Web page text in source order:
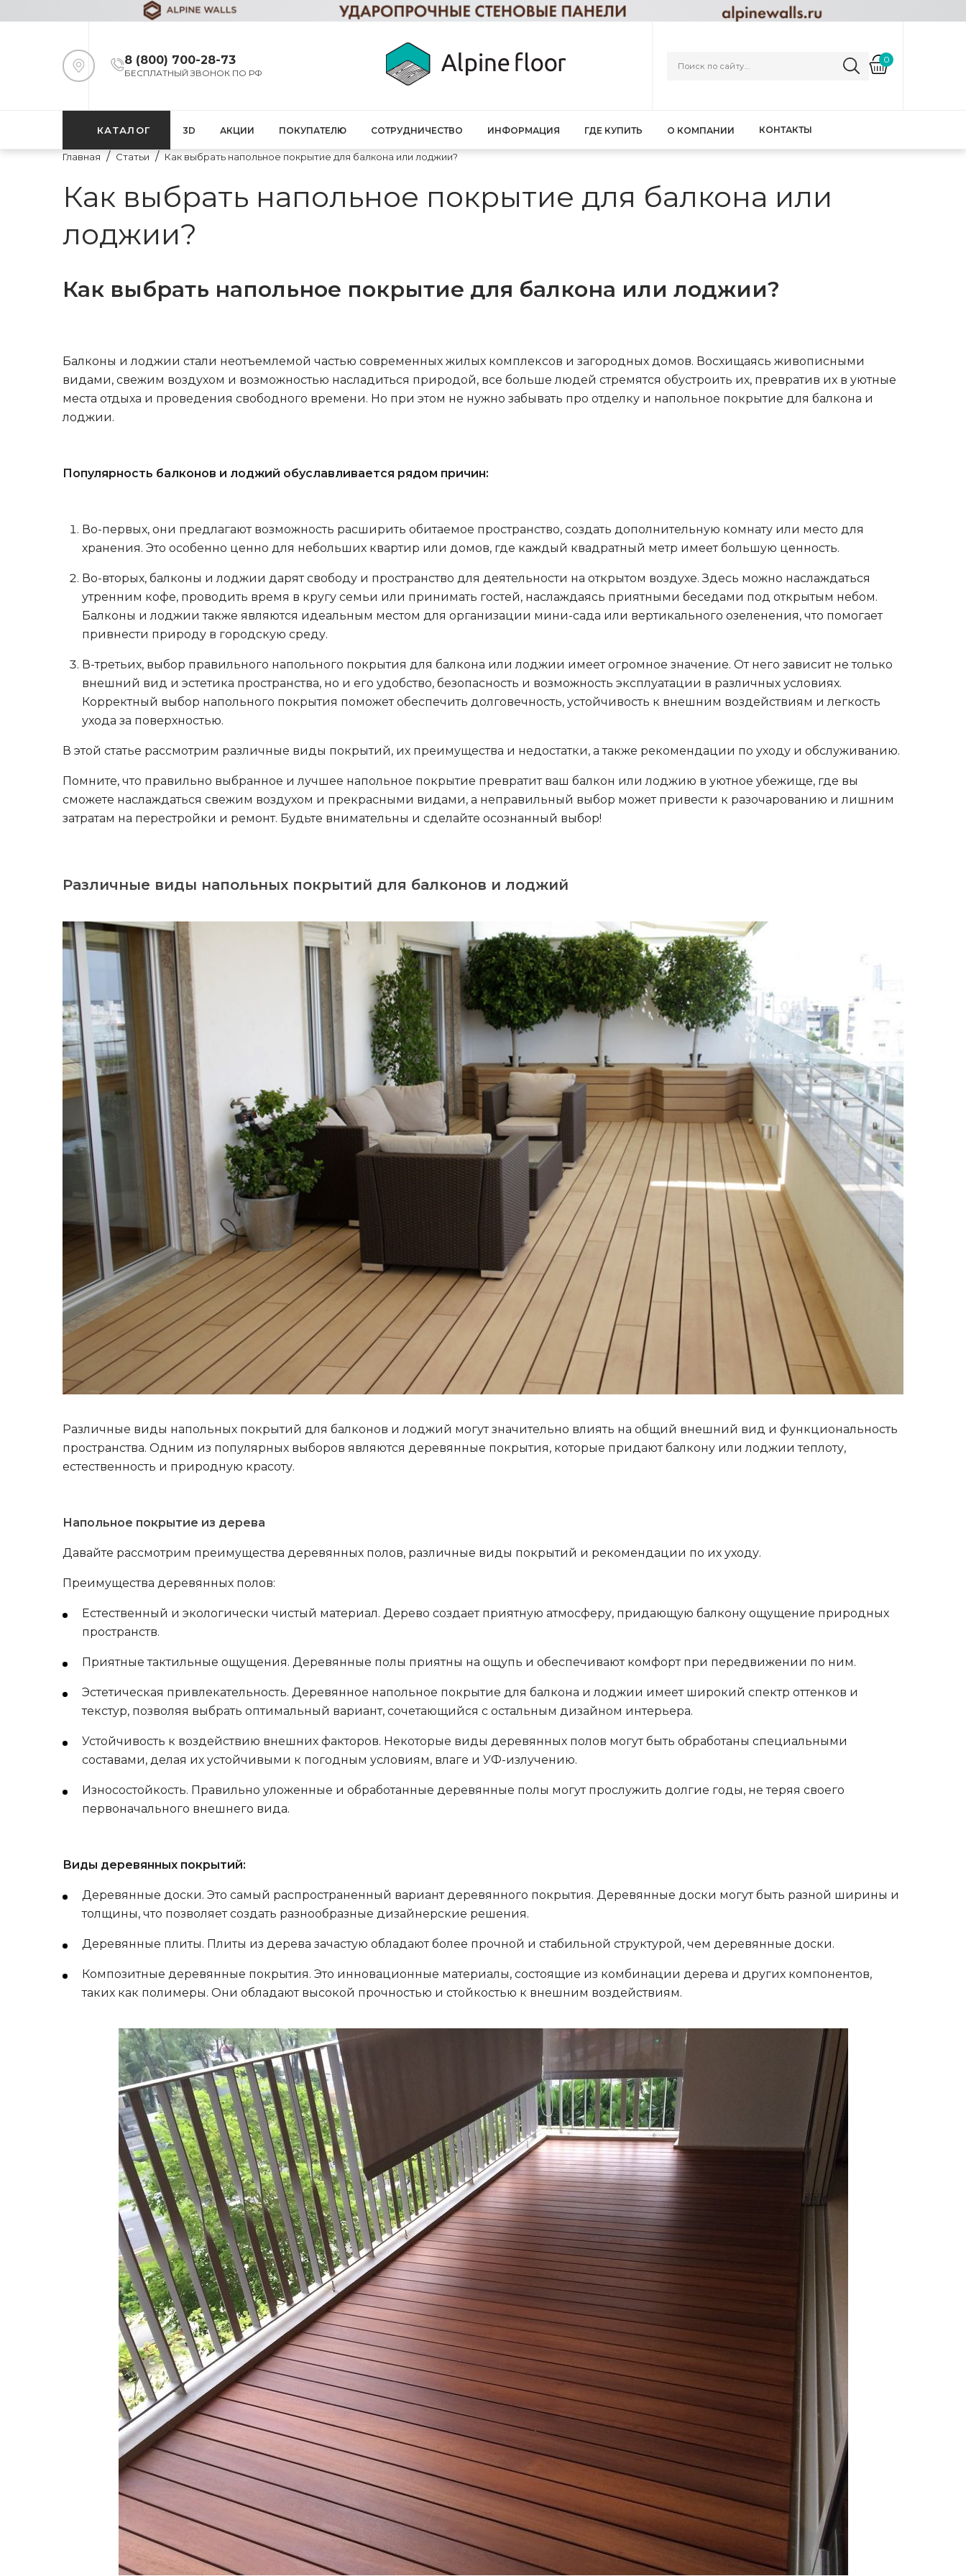
8 (800) 700-28-73
БЕСПЛАТНЫЙ ЗВОНОК ПО РФ
0
КАТАЛОГ 3D АКЦИИ ПОКУПАТЕЛЮ СОТРУДНИЧЕСТВО ИНФОРМАЦИЯ ГДЕ КУПИТЬ О КОМПАНИИ КОНТАКТЫ
Главная Статьи Как выбрать напольное покрытие для балкона или лоджии?
Как выбрать напольное покрытие для балкона или
лоджии?
Как выбрать напольное покрытие для балкона или лоджии?
Балконы и лоджии стали неотъемлемой частью современных жилых комплексов и загородных домов. Восхищаясь живописными
видами, свежим воздухом и возможностью насладиться природой, все больше людей стремятся обустроить их, превратив их в уютные
места отдыха и проведения свободного времени. Но при этом не нужно забывать про отделку и напольное покрытие для балкона и
лоджии.
Популярность балконов и лоджий обуславливается рядом причин:
Во-первых, они предлагают возможность расширить обитаемое пространство, создать дополнительную комнату или место для
хранения. Это особенно ценно для небольших квартир или домов, где каждый квадратный метр имеет большую ценность.
Во-вторых, балконы и лоджии дарят свободу и пространство для деятельности на открытом воздухе. Здесь можно наслаждаться
утренним кофе, проводить время в кругу семьи или принимать гостей, наслаждаясь приятными беседами под открытым небом.
Балконы и лоджии также являются идеальным местом для организации мини-сада или вертикального озеленения, что помогает
привнести природу в городскую среду.
В-третьих, выбор правильного напольного покрытия для балкона или лоджии имеет огромное значение. От него зависит не только
внешний вид и эстетика пространства, но и его удобство, безопасность и возможность эксплуатации в различных условиях.
Корректный выбор напольного покрытия поможет обеспечить долговечность, устойчивость к внешним воздействиям и легкость
ухода за поверхностью.
В этой статье рассмотрим различные виды покрытий, их преимущества и недостатки, а также рекомендации по уходу и обслуживанию.
Помните, что правильно выбранное и лучшее напольное покрытие превратит ваш балкон или лоджию в уютное убежище, где вы
сможете наслаждаться свежим воздухом и прекрасными видами, а неправильный выбор может привести к разочарованию и лишним
затратам на перестройки и ремонт. Будьте внимательны и сделайте осознанный выбор!
Различные виды напольных покрытий для балконов и лоджий
Различные виды напольных покрытий для балконов и лоджий могут значительно влиять на общий внешний вид и функциональность
пространства. Одним из популярных выборов являются деревянные покрытия, которые придают балкону или лоджии теплоту,
естественность и природную красоту.
Напольное покрытие из дерева
Давайте рассмотрим преимущества деревянных полов, различные виды покрытий и рекомендации по их уходу.
Преимущества деревянных полов:
Естественный и экологически чистый материал. Дерево создает приятную атмосферу, придающую балкону ощущение природных
пространств.
Приятные тактильные ощущения. Деревянные полы приятны на ощупь и обеспечивают комфорт при передвижении по ним.
Эстетическая привлекательность. Деревянное напольное покрытие для балкона и лоджии имеет широкий спектр оттенков и
текстур, позволяя выбрать оптимальный вариант, сочетающийся с остальным дизайном интерьера.
Устойчивость к воздействию внешних факторов. Некоторые виды деревянных полов могут быть обработаны специальными
составами, делая их устойчивыми к погодным условиям, влаге и УФ-излучению.
Износостойкость. Правильно уложенные и обработанные деревянные полы могут прослужить долгие годы, не теряя своего
первоначального внешнего вида.
Виды деревянных покрытий:
Деревянные доски. Это самый распространенный вариант деревянного покрытия. Деревянные доски могут быть разной ширины и
толщины, что позволяет создать разнообразные дизайнерские решения.
Деревянные плиты. Плиты из дерева зачастую обладают более прочной и стабильной структурой, чем деревянные доски.
Композитные деревянные покрытия. Это инновационные материалы, состоящие из комбинации дерева и других компонентов,
таких как полимеры. Они обладают высокой прочностью и стойкостью к внешним воздействиям.